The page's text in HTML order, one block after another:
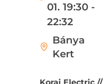
01. 19:30 -
22:32
Bánya
Kert
Korai Electric //